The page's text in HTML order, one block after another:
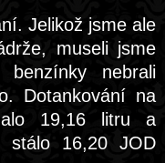
Jelikož jsme ale
museli jsme
nebrali
Dotankování na
19,16 litru a
stálo 16,20 JOD